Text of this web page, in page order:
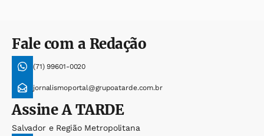
Fale com a Redação
(71) 99601-0020
jornalismoportal@grupoatarde.com.br
AssineA TARDE
Salvador e Região Metropolitana